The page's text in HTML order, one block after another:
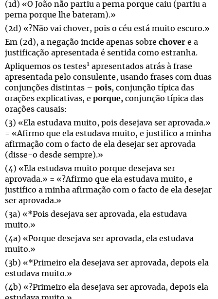
(1d) «O João não partiu a perna porque caiu (partiu a
perna porque lhe bateram).»
(2d) «?Não vai chover, pois o céu está muito escuro.»
Em (2d), a negação incide apenas sobre chover e a
justificação apresentada é sentida como estranha.
Apliquemos os testes1 apresentados atrás à frase
apresentada pelo consulente, usando frases com duas
conjunções distintas – pois, conjunção típica das
orações explicativas, e porque, conjunção típica das
orações causais:
(3) «Ela estudava muito, pois desejava ser aprovada.»
= «Afirmo que ela estudava muito, e justifico a minha
afirmação com o facto de ela desejar ser aprovada
(disse-o desde sempre).»
(4) «Ela estudava muito porque desejava ser
aprovada.» = «?Afirmo que ela estudava muito, e
justifico a minha afirmação com o facto de ela desejar
ser aprovada.»
(3a) «*Pois desejava ser aprovada, ela estudava
muito.»
(4a) «Porque desejava ser aprovada, ela estudava
muito.»
(3b) «*Primeiro ela desejava ser aprovada, depois ela
estudava muito.»
(4b) «?Primeiro ela desejava ser aprovada, depois ela